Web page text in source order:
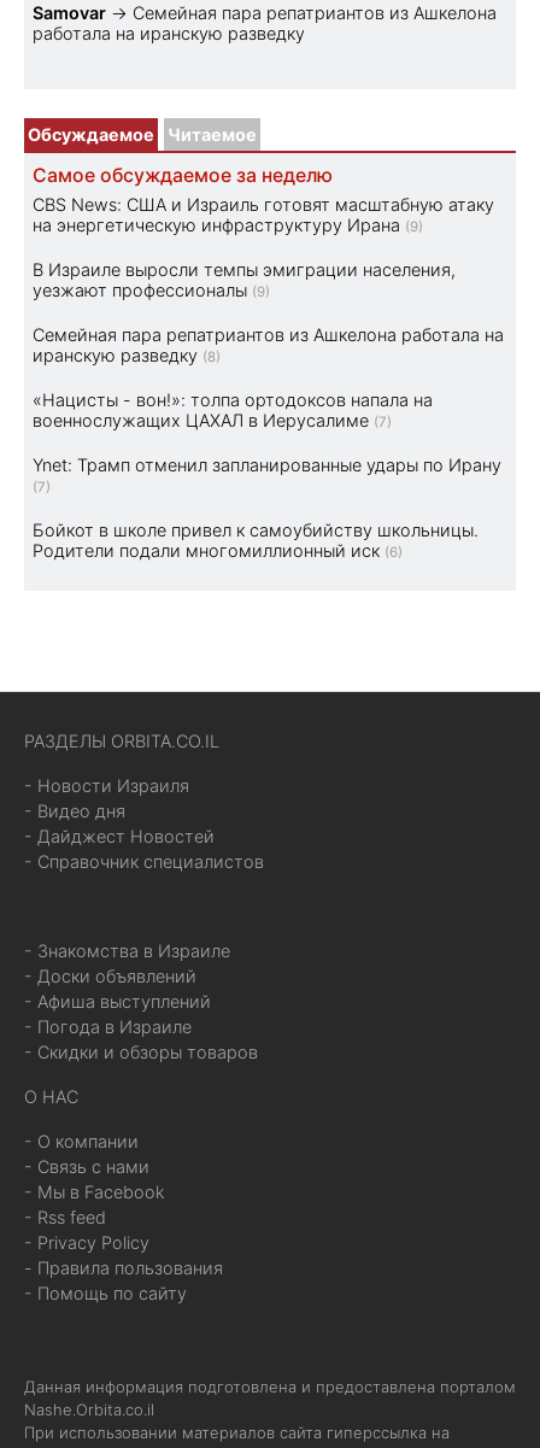
Samovar → Семейная пара репатриантов из Ашкелона
работала на иранскую разведку
Обсуждаемое Читаемое
Самое обсуждаемое за неделю
CBS News: США и Израиль готовят масштабную атаку
на энергетическую инфраструктуру Ирана (9)
В Израиле выросли темпы эмиграции населения,
уезжают профессионалы (9)
Семейная пара репатриантов из Ашкелона работала на
иранскую разведку (8)
«Нацисты - вон!»: толпа ортодоксов напала на
военнослужащих ЦАХАЛ в Иерусалиме (7)
Ynet: Трамп отменил запланированные удары по Ирану
(7)
Бойкот в школе привел к самоубийству школьницы.
Родители подали многомиллионный иск (6)
РАЗДЕЛЫ ORBITA.CO.IL
- Новости Израиля
- Видео дня
- Дайджест Новостей
- Справочник специалистов
- Знакомства в Израиле
- Доски объявлений
- Афиша выступлений
- Погода в Израиле
- Скидки и обзоры товаров
О НАС
- О компании
- Связь с нами
- Мы в Facebook
- Rss feed
- Privacy Policy
- Правила пользования
- Помощь по сайту
Данная информация подготовлена и предоставлена порталом
Nashe.Orbita.co.il
При использовании материалов сайта гиперссылка на